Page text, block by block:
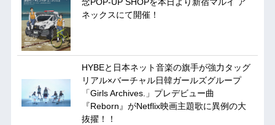
ネックスにて開催！
HYBEと日本ネット音楽の旗手が強力タッグ
リアル×バーチャル日韓ガールズグループ
「Girls Archives.」プレデビュー曲
『Reborn』がNetflix映画主題歌に異例の大
抜擢！！